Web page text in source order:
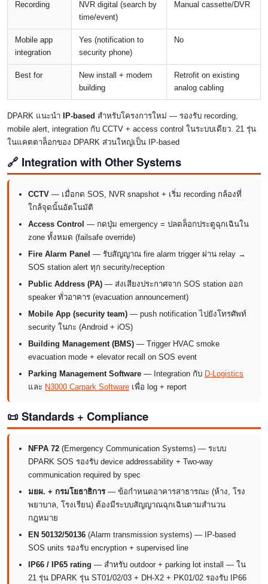
Recording
NVR digital (search by
time/event)
Manual cassette/DVR
Mobile app
integration
Yes (notification to
security phone)
No
Best for
New install + modern
building
Retrofit on existing
analog cabling
DPARK แนะนำ IP-based สำหรับโครงการใหม่ — รองรับ recording,
mobile alert, integration กับ CCTV + access control ในระบบเดียว. 21 รุ่น
ในแคตตาล็อกของ DPARK ส่วนใหญ่เป็น IP-based
🔗 Integration with Other Systems
CCTV — เมื่อกด SOS, NVR snapshot + เริ่ม recording กล้องที่
ใกล้จุดนั้นอัตโนมัติ
Access Control — กดปุ่ม emergency = ปลดล็อกประตูฉุกเฉินใน
zone ทั้งหมด (failsafe override)
Fire Alarm Panel — รับสัญญาณ fire alarm trigger ผ่าน relay →
SOS station alert ทุก security/reception
Public Address (PA) — ส่งเสียงประกาศจาก SOS station ออก
speaker ทั่วอาคาร (evacuation announcement)
Mobile App (security team) — push notification ไปยังโทรศัพท์
security ในกะ (Android + iOS)
Building Management (BMS) — Trigger HVAC smoke
evacuation mode + elevator recall on SOS event
Parking Management Software — Integration กับ D-Logistics
และ N3000 Carpark Software เพื่อ log + report
📜 Standards + Compliance
NFPA 72 (Emergency Communication Systems) — ระบบ
DPARK SOS รองรับ device addressability + Two-way
communication required by spec
มยผ. + กรมโยธาธิการ— ข้อกำหนดอาคารสาธารณะ (ห้าง, โรง
พยาบาล, โรงเรียน) ต้องมีระบบสัญญาณฉุกเฉินตามสำนวน
กฎหมาย
EN 50132/50136 (Alarm transmission systems) — IP-based
SOS units รองรับ encryption + supervised line
IP66 / IP65 rating — สำหรับ outdoor + parking lot install — ใน
21 รุ่น DPARK รุ่น ST01/02/03 + DH-X2 + PK01/02 รองรับ IP66